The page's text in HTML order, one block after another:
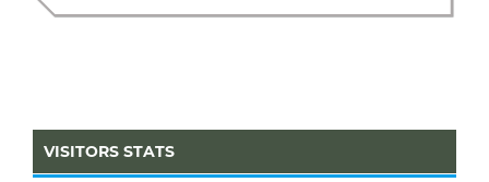
VISITORS STATS